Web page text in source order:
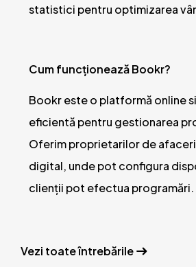
statistici pentru optimizarea
Cum funcționează Bookr?
Bookr este o platformă online
eficientă pentru gestionarea
Oferim proprietarilor de
digital, unde pot configura
clienții pot efectua programări.
Vezi toate întrebările